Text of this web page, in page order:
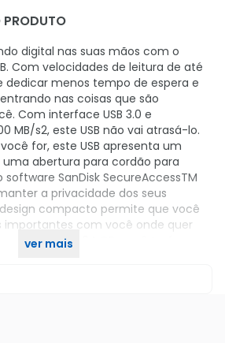
digital nas suas mãos com o
Com velocidades de leitura de até
dedicar menos tempo de espera e
nas coisas que são
Com interface USB 3.0 e
MB/s2, este USB não vai atrasá-lo.
for, este USB apresenta um
abertura para cordão para
SanDisk SecureAccessTM
a privacidade dos seus
compacto permite que você
importantes com você onde quer
de 64 GB, você terá
ver mais